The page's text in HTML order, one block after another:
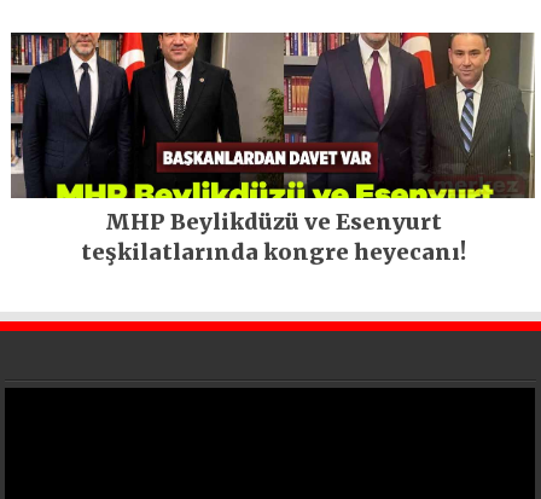
MHP Beylikdüzü ve Esenyurt
teşkilatlarında kongre heyecanı!